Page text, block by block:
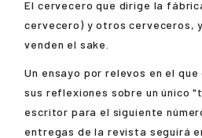
El cervecero que dirige la
cervecero) y otros cerveceros,
venden el sake.
Un ensayo por relevos en el
sus reflexiones sobre un único
escritor para el siguiente
entregas de la revista seguirá